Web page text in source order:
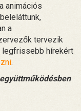
animációs
a
tervezik
legfrissebb hírekért
.